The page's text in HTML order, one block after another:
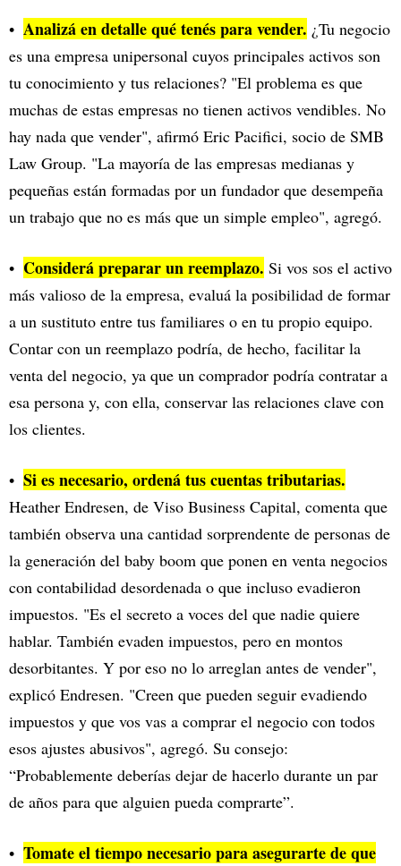
Analizá en detalle qué tenés para vender. ¿Tu negocio
es una empresa unipersonal cuyos principales activos son
tu conocimiento y tus relaciones? "El problema es que
muchas de estas empresas no tienen activos vendibles. No
hay nada que vender", afirmó Eric Pacifici, socio de SMB
Law Group. "La mayoría de las empresas medianas y
pequeñas están formadas por un fundador que desempeña
un trabajo que no es más que un simple empleo", agregó.
Considerá preparar un reemplazo. Si vos sos el activo
más valioso de la empresa, evaluá la posibilidad de formar
a un sustituto entre tus familiares o en tu propio equipo.
Contar con un reemplazo podría, de hecho, facilitar la
venta del negocio, ya que un comprador podría contratar a
esa persona y, con ella, conservar las relaciones clave con
los clientes.
Si es necesario, ordená tus cuentas tributarias.
Heather Endresen, de Viso Business Capital, comenta que
también observa una cantidad sorprendente de personas de
la generación del baby boom que ponen en venta negocios
con contabilidad desordenada o que incluso evadieron
impuestos. "Es el secreto a voces del que nadie quiere
hablar. También evaden impuestos, pero en montos
desorbitantes. Y por eso no lo arreglan antes de vender",
explicó Endresen. "Creen que pueden seguir evadiendo
impuestos y que vos vas a comprar el negocio con todos
esos ajustes abusivos", agregó. Su consejo:
“Probablemente deberías dejar de hacerlo durante un par
de años para que alguien pueda comprarte”.
Tomate el tiempo necesario para asegurarte de que